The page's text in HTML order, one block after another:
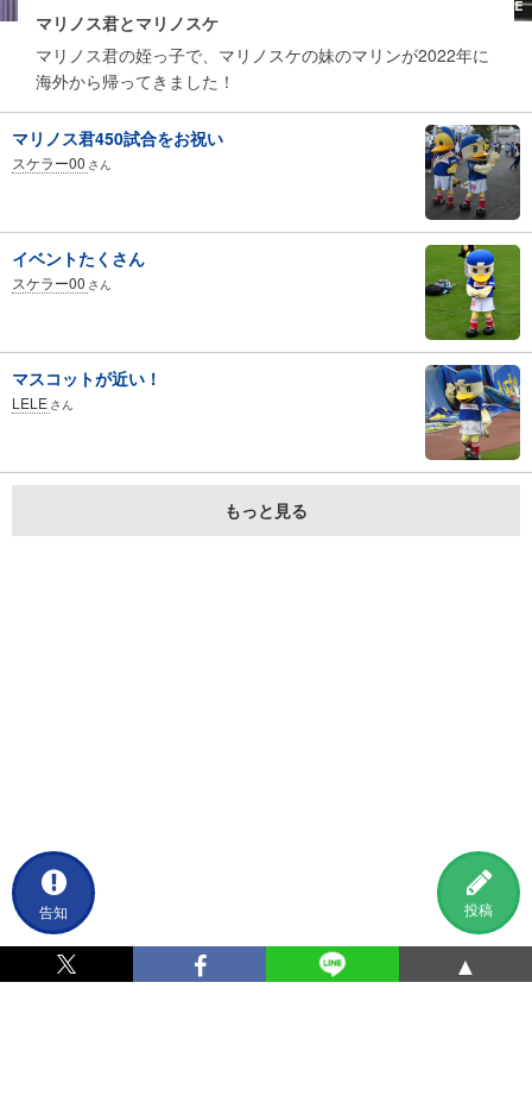
告知 投稿
マリノス君とマリノスケ
マリノス君の姪っ子で、マリノスケの妹のマリンが2022年に
海外から帰ってきました！
マリノス君450試合をお祝い
スケラー00 さん
イベントたくさん
スケラー00 さん
マスコットが近い！
LELE さん
もっと見る
▲